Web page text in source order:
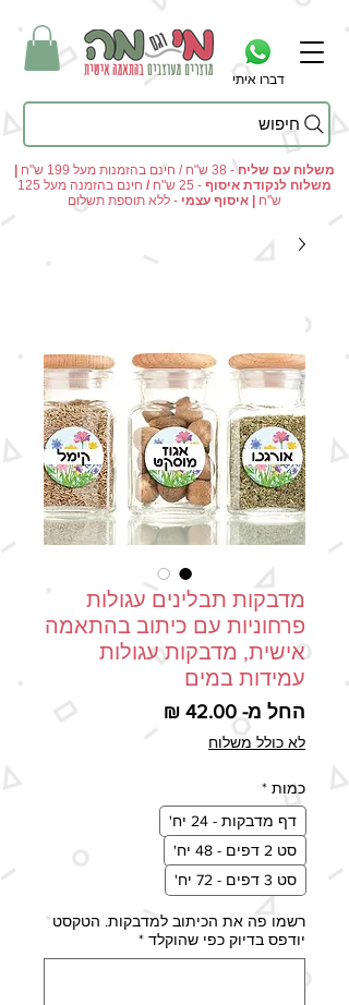
דברו איתי
חיפוש
משלוח עם שליח - 38 ש"ח / חינם בהזמנות מעל 199 ש"ח
|
משלוח לנקודת איסוף - 25 ש"ח /
חינם בהזמנה מעל 125
ש"ח | איסוף עצמי - ללא תוספת תשלום
מדבקות תבלינים עגולות
פרחוניות עם כיתוב בהתאמה
אישית, מדבקות עגולות
עמידות במים
החל מ- 42.00 ₪
לא כולל משלוח
כמות *
דף מדבקות - 24 יח'
סט 2 דפים - 48 יח'
סט 3 דפים - 72 יח'
רשמו פה את הכיתוב למדבקות. הטקסט
יודפס בדיוק כפי שהוקלד *